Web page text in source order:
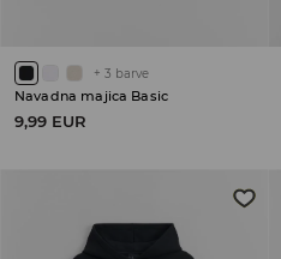
+ 3 barve
Navadna majica Basic
9,99 EUR